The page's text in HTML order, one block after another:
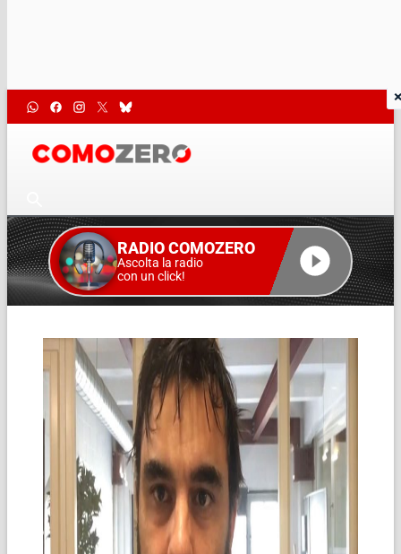
RADIO COMOZERO
Ascolta la radio
con un click!